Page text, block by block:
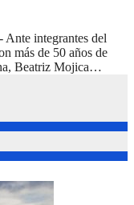
Ante integrantes del
más de 50 años de
Beatriz Mojica…